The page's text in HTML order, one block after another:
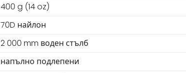
400 g (14 oz)
70D найлон
2 000 mm воден стълб
напълно подлепени